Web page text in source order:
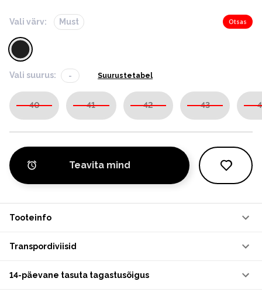
Vali värv: Must Otsas
Vali suurus: - Suurustetabel
40 41 42 43
Teavita mind
Tooteinfo
Transpordiviisid
14-päevane tasuta tagastusõigus